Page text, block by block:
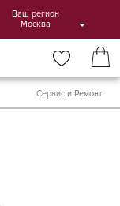
Ваш регион
Москва
Сервис и Ремонт